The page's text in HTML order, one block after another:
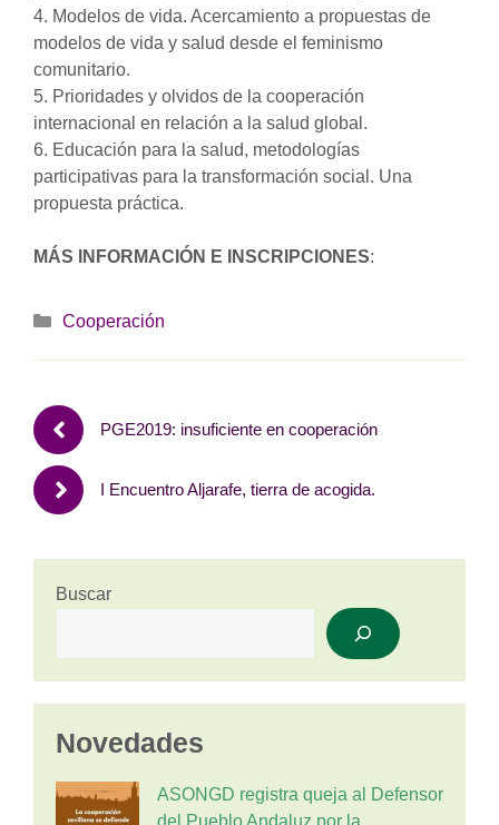
4. Modelos de vida. Acercamiento a propuestas de
modelos de vida y salud desde el feminismo
comunitario.
5. Prioridades y olvidos de la cooperación
internacional en relación a la salud global.
6. Educación para la salud, metodologías
participativas para la transformación social. Una
propuesta práctica.
MÁS INFORMACIÓN E INSCRIPCIONES:
Categorías
Cooperación
PGE2019: insuficiente en cooperación
I Encuentro Aljarafe, tierra de acogida.
Buscar
Novedades
ASONGD registra queja al Defensor
del Pueblo Andaluz por la